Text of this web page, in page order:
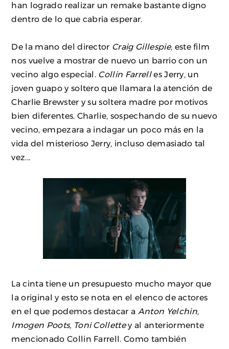
han logrado realizar un remake bastante digno
dentro de lo que cabria esperar.
De la mano del director Craig Gillespie, este film
nos vuelve a mostrar de nuevo un barrio con un
vecino algo especial. Collin Farrelles Jerry, un
joven guapo y soltero que llamara la atención de
Charlie Brewster y su soltera madre por motivos
bien diferentes. Charlie, sospechando de su nuevo
vecino, empezara a indagar un poco más en la
vida del misterioso Jerry, incluso demasiado tal
vez...
La cinta tiene un presupuesto mucho mayor que
la original y esto se nota en el elenco de actores
en el que podemos destacar a Anton Yelchin,
Imogen Poots, Toni Collettey al anteriormente
mencionado Collin Farrell. Como también